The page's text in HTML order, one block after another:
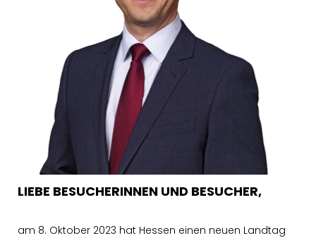
LIEBE BESUCHERINNEN UND BESUCHER,
am 8. Oktober 2023 hat Hessen einen neuen Landtag